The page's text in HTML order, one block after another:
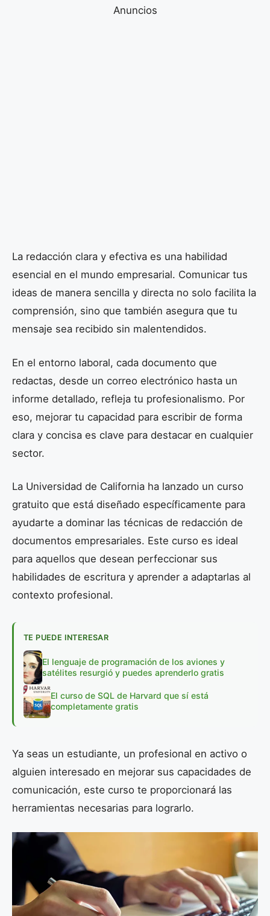
Anuncios
La redacción clara y efectiva es una habilidad
esencial en el mundo empresarial. Comunicar tus
ideas de manera sencilla y directa no solo facilita la
comprensión, sino que también asegura que tu
mensaje sea recibido sin malentendidos.
En el entorno laboral, cada documento que
redactas, desde un correo electrónico hasta un
informe detallado, refleja tu profesionalismo. Por
eso, mejorar tu capacidad para escribir de forma
clara y concisa es clave para destacar en cualquier
sector.
La Universidad de California ha lanzado un curso
gratuito que está diseñado específicamente para
ayudarte a dominar las técnicas de redacción de
documentos empresariales. Este curso es ideal
para aquellos que desean perfeccionar sus
habilidades de escritura y aprender a adaptarlas al
contexto profesional.
TE PUEDE INTERESAR
El lenguaje de programación de los aviones y
satélites resurgió y puedes aprenderlo gratis
El curso de SQL de Harvard que sí está
completamente gratis
Ya seas un estudiante, un profesional en activo o
alguien interesado en mejorar sus capacidades de
comunicación, este curso te proporcionará las
herramientas necesarias para lograrlo.